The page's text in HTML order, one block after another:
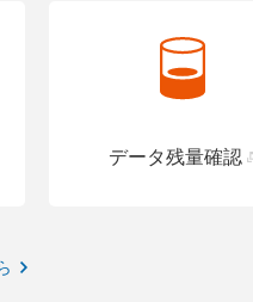
データ残量確認